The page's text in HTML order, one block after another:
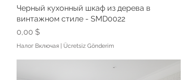
Черный кухонный шкаф из дерева в
винтажном стиле - SMD0022
Цена
0,00 $
Налог Включая| Ücretsiz Gönderim